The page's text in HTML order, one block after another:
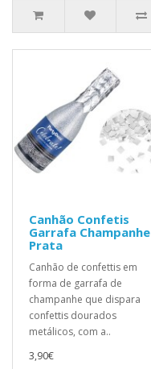
Canhão Confetis
Garrafa Champanhe
Prata
Canhão de confettis em
forma de garrafa de
champanhe que dispara
confettis dourados
metálicos, com a..
3,90€